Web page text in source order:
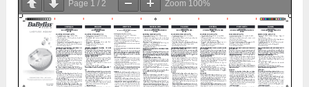
Page 1 /2 Zoom 100%